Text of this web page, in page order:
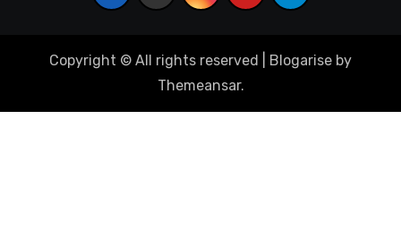
Copyright © All rights reserved Blogarise by
Themeansar.